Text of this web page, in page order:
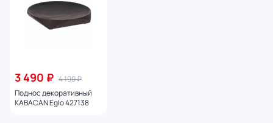
3 490 ₽ 4 190 ₽
Поднос декоративный
KABACAN Eglo 427138